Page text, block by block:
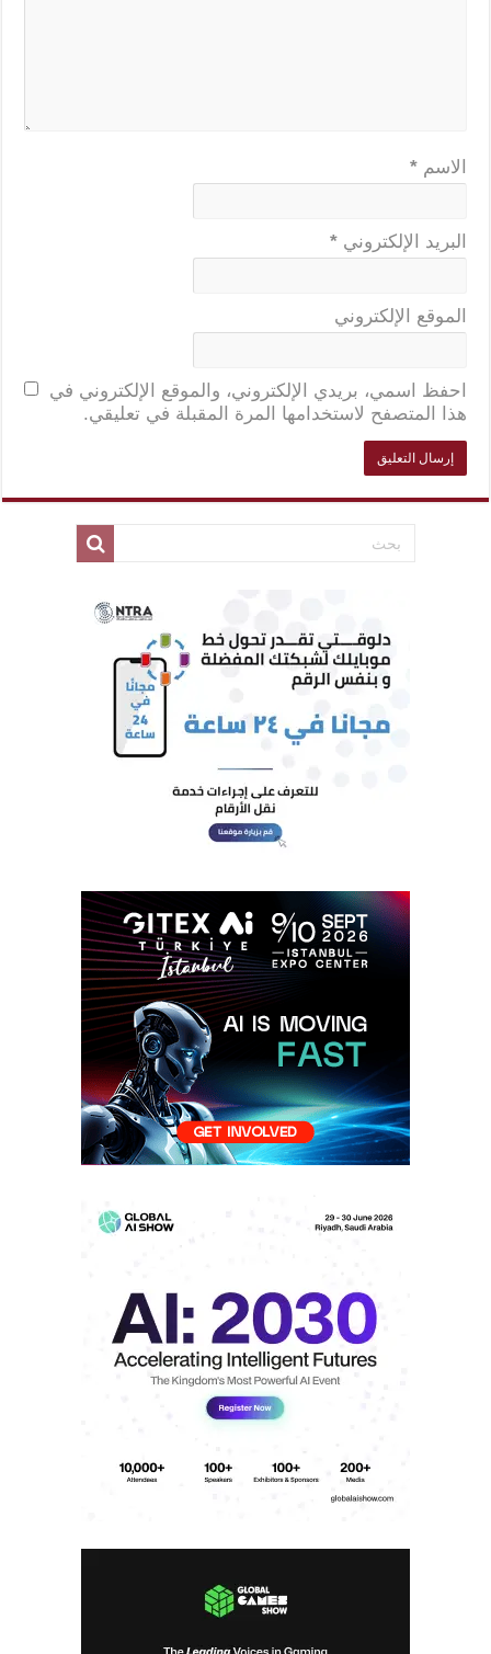
الاسم *
البريد الإلكتروني *
الموقع الإلكتروني
احفظ اسمي، بريدي الإلكتروني، والموقع الإلكتروني في
هذا المتصفح لاستخدامها المرة المقبلة في تعليقي.